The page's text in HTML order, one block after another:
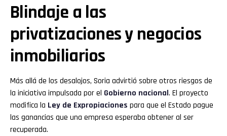
Blindaje a las
privatizaciones y negocios
inmobiliarios
Más allá de los desalojos, Soria advirtió sobre otros riesgos de
la iniciativa impulsada por el Gobierno nacional. El proyecto
modifica la Ley de Expropiaciones para que el Estado pague
las ganancias que una empresa esperaba obtener al ser
recuperada.